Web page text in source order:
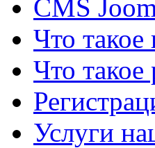
CMS
Что
Что
Услуги